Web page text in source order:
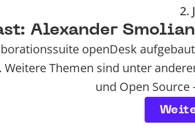
2.
Alexander
openDesk
Themen sind unter
und Open Source